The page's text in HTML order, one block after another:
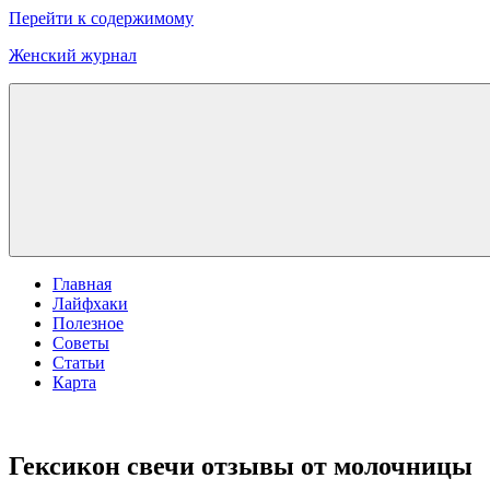
Перейти к содержимому
Женский журнал
Главная
Лайфхаки
Полезное
Советы
Статьи
Карта
Гексикон свечи отзывы от молочницы